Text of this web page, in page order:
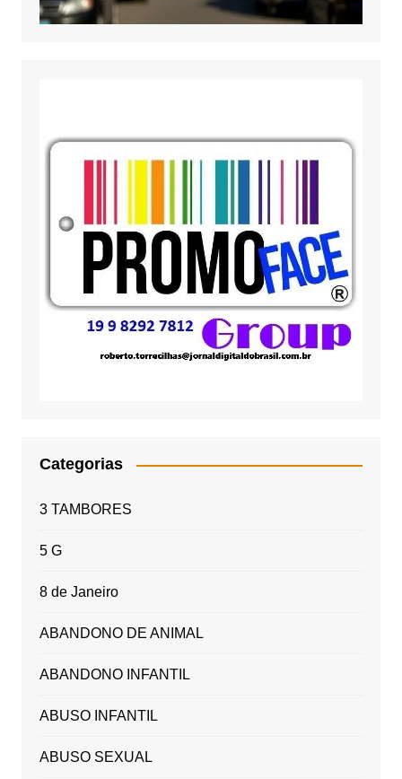
Categorias
3 TAMBORES
5 G
8 de Janeiro
ABANDONO DE ANIMAL
ABANDONO INFANTIL
ABUSO INFANTIL
ABUSO SEXUAL